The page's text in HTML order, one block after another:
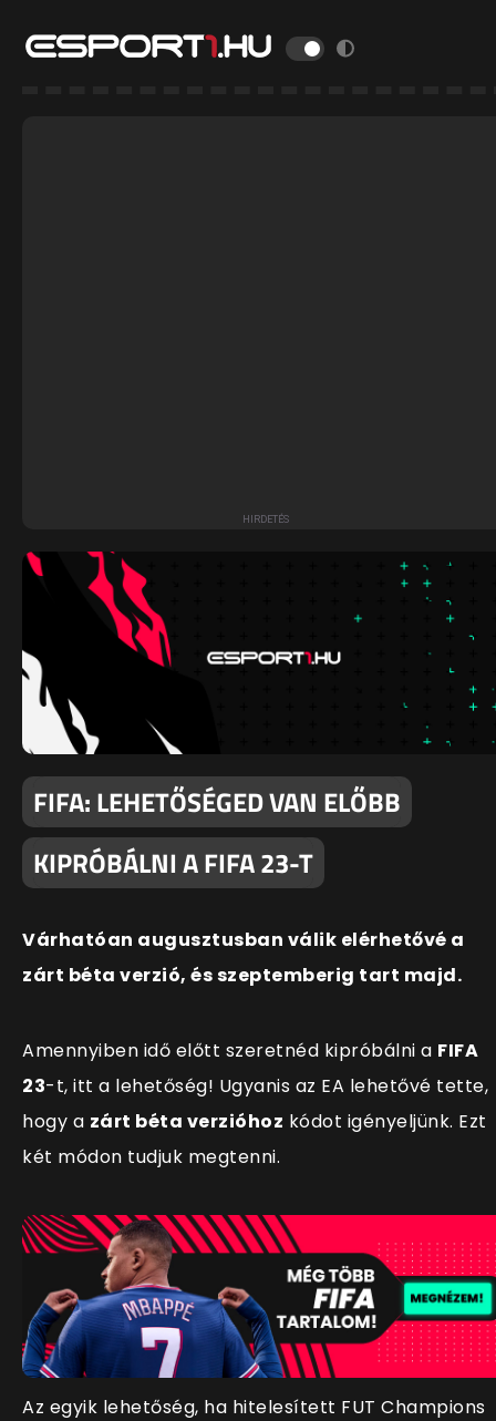
FIFA: LEHETŐSÉGED VAN ELŐBB
KIPRÓBÁLNI A FIFA 23-T
Várhatóan augusztusban válik elérhetővé a
zárt béta verzió, és szeptemberig tart majd.
Amennyiben idő előtt szeretnéd kipróbálni a FIFA
23-t, itt a lehetőség! Ugyanis az EA lehetővé tette,
hogy a zárt béta verzióhoz kódot igényeljünk. Ezt
két módon tudjuk megtenni.
Az egyik lehetőség, ha hitelesített FUT Champions